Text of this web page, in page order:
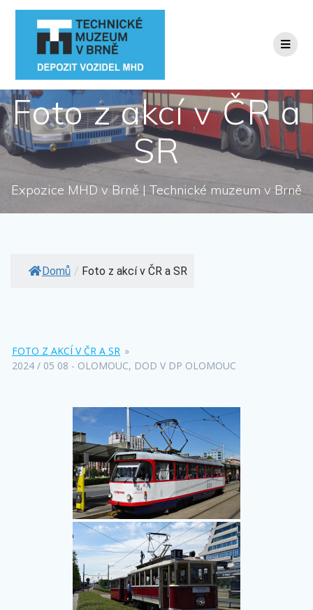
Přeskočit
Foto z akcí v ČR a
SR
Expozice MHD v Brně | Technické muzeum v Brně
Domů / Foto z akcí v ČR a SR
FOTO Z AKCÍ V ČR A SR »
2024 / 05 08 - OLOMOUC, DOD V DP OLOMOUC